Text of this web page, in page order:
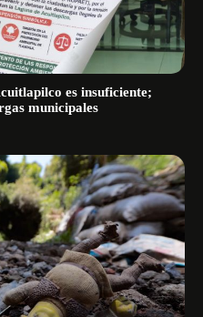
es insuficiente;
municipales